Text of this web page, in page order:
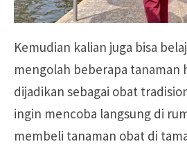
Kemudian kalian juga bisa
mengolah beberapa tanaman
dijadikan sebagai obat
ingin mencoba langsung di
membeli tanaman obat di